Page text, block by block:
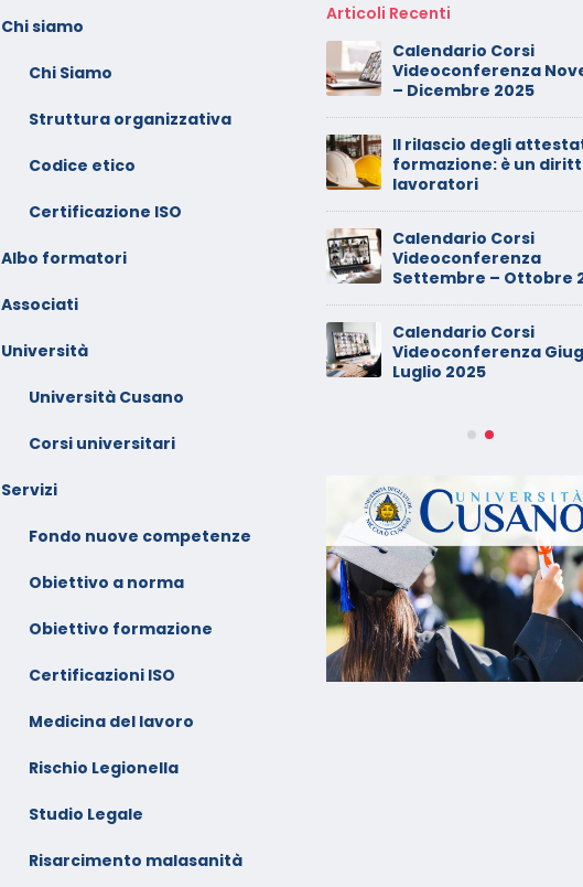
Chi siamo
Chi Siamo
Struttura organizzativa
Codice etico
Certificazione ISO
Albo formatori
Associati
Università
Università Cusano
Corsi universitari
Servizi
Fondo nuove competenze
Obiettivo a norma
Obiettivo formazione
Certificazioni ISO
Medicina del lavoro
Rischio Legionella
Studio Legale
Risarcimento malasanità
Articoli Recenti
serve il consenso di
Videoconferenza Maggio –
setaccio
working, riconosciuto
Videoconferenza Marzo –
Videoconferenza Gennaio –
Calendario Corsi
Videoconferenza
– Dicembre 2025
Il rilascio degli
formazione: è un
lavoratori
Calendario Corsi
Videoconferenza
Settembre – Ottobre
Calendario Corsi
Videoconferenza
Luglio 2025